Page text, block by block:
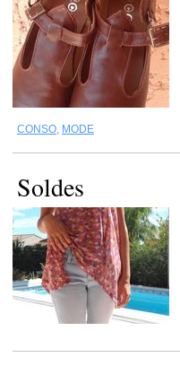
CONSO, MODE
Soldes